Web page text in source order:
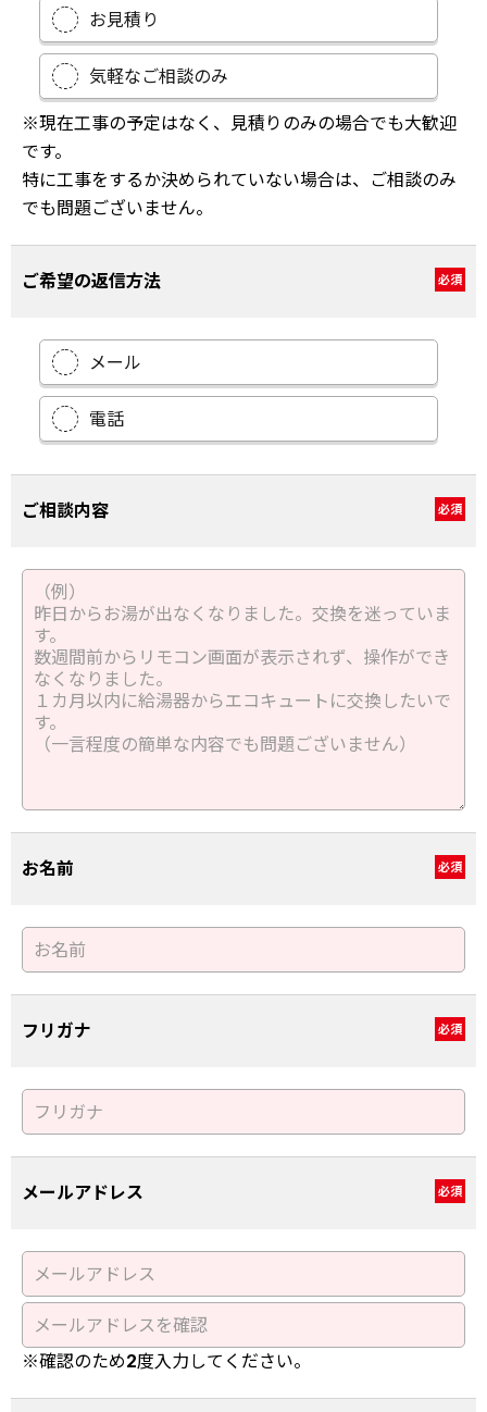
お見積り
気軽なご相談のみ
※現在工事の予定はなく、見積りのみの場合でも大歓迎
です。
特に工事をするか決められていない場合は、ご相談のみ
でも問題ございません。
ご希望の返信方法 必須
メール
電話
ご相談内容 必須
お名前 必須
フリガナ 必須
メールアドレス 必須
※確認のため2度入力してください。